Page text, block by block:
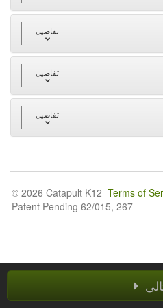
تفاصيل
تفاصيل
تفاصيل
© 2026 Catapult K12 Terms of
Patent Pending 62/015, 267